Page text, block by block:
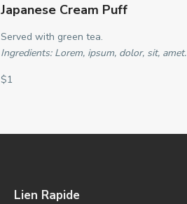
Japanese Cream Puff
Served with green tea.
Ingredients: Lorem, ipsum, dolor, sit, amet.
$1
Lien Rapide